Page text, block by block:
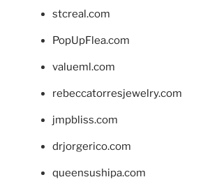
stcreal.com
PopUpFlea.com
valueml.com
rebeccatorresjewelry.com
jmpbliss.com
drjorgerico.com
queensushipa.com